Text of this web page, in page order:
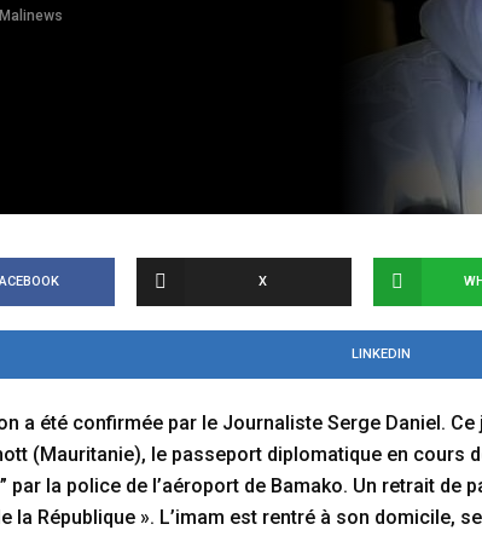
Malinews
X
LINKEDIN
a été confirmée par le Journaliste Serge Daniel. Ce
(Mauritanie), le passeport diplomatique en cours
par la police de l’aéroport de Bamako. Un retrait de
la République ». L’imam est rentré à son domicile,